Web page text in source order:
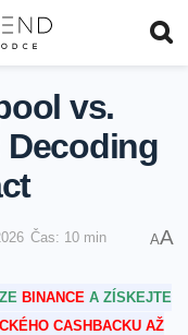
vs.
Čas: 10 min AA
BINANCE A ZÍSKEJTE
CASHBACKU AŽ